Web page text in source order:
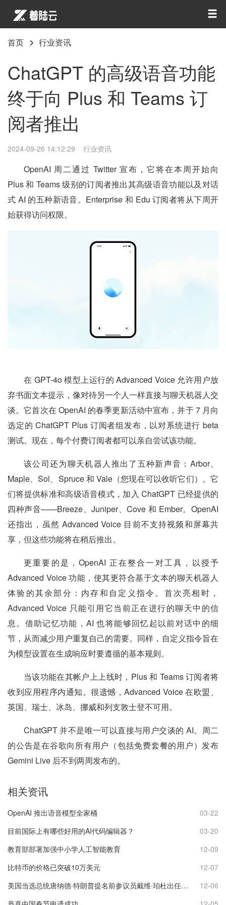
首页 行业资讯
ChatGPT 的高级语音功能
终于向 Plus 和 Teams 订
阅者推出
2024-09-26 14:12:29 行业资讯
OpenAI 周二通过 Twitter 宣布，它将在本周开始向
Plus 和 Teams 级别的订阅者推出其高级语音功能以及对话
式 AI 的五种新语音。Enterprise 和 Edu 订阅者将从下周开
始获得访问权限。
在 GPT-4o 模型上运行的 Advanced Voice 允许用户放
弃书面文本提示，像对待另一个人一样直接与聊天机器人交
谈。它首次在 OpenAI 的春季更新活动中宣布，并于 7 月向
选定的 ChatGPT Plus 订阅者组发布，以对系统进行 beta
测试。现在，每个付费订阅者都可以亲自尝试该功能。
该公司还为聊天机器人推出了五种新声音：Arbor、
Maple、Sol、Spruce 和 Vale（您现在可以收听它们）。它
们将提供标准和高级语音模式，加入 ChatGPT 已经提供的
四种声音——Breeze、Juniper、Cove 和 Ember。OpenAI
还指出，虽然 Advanced Voice 目前不支持视频和屏幕共
享，但这些功能将在稍后推出。
更重要的是，OpenAI 正在整合一对工具，以授予
Advanced Voice 功能，使其更符合基于文本的聊天机器人
体验的其余部分：内存和自定义指令。首次亮相时，
Advanced Voice 只能引用它当前正在进行的聊天中的信
息。借助记忆功能，AI 也将能够回忆起以前对话中的细
节，从而减少用户重复自己的需要。同样，自定义指令旨在
为模型设置在生成响应时要遵循的基本规则。
当该功能在其帐户上上线时，Plus 和 Teams 订阅者将
收到应用程序内通知。很遗憾，Advanced Voice 在欧盟、
英国、瑞士、冰岛、挪威和列支敦士登不可用。
ChatGPT 并不是唯一可以直接与用户交谈的 AI。周二
的公告是在谷歌向所有用户（包括免费套餐的用户）发布
Gemini Live 后不到两周发布的。
相关资讯
OpenAI 推出语音模型全家桶
03-22
目前国际上有哪些好用的AI代码编辑器？
03-20
教育部部署加强中小学人工智能教育
12-09
比特币的价格已突破10万美元
12-07
美国当选总统唐纳德·特朗普提名前参议员戴维·珀杜出任美国驻华大使
12-06